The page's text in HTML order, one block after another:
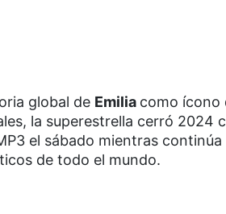
global de Emilia como ícono
la superestrella cerró 2024
el sábado mientras
de todo el mundo.